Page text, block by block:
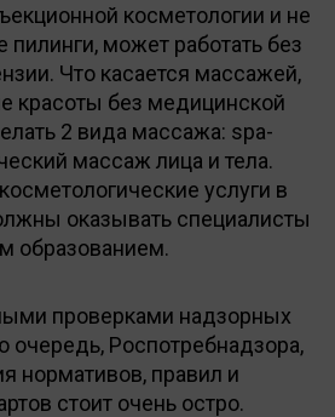
косметологии и не
может работать без
Что касается массажей,
красоты без медицинской
2 вида массажа: spa-
массаж лица и тела.
услуги в
оказывать специалисты
образованием.
проверками надзорных
очередь, Роспотребнадзора,
нормативов, правил и
стоит очень остро.